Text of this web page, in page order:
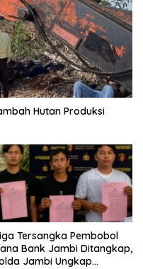
Hutan Produksi
Tersangka Pembobol
Bank Jambi Ditangkap,
Jambi Ungkap